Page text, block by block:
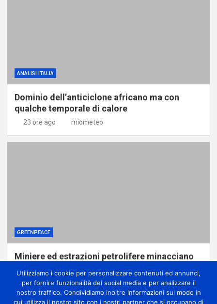
ANALISI ITALIA
Dominio dell’anticiclone africano ma con
qualche temporale di calore
23 ore ago miometeo
GREENPEACE
Miniere ed estrazioni petrolifere minacciano
Congo, svela report di Greenpeace
1 giorno ago miometeo
Utilizziamo i cookie per personalizzare contenuti ed annunci,
per fornire funzionalità dei social media e per analizzare il
nostro traffico. Condividiamo inoltre informazioni sul modo in
cui utilizza il nostro sito con i nostri partner che si occupano di